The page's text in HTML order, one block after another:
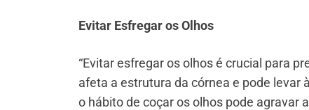
Evitar Esfregar os Olhos
“Evitar esfregar os olhos é crucial para
afeta a estrutura da córnea e pode levar
o hábito de coçar os olhos pode